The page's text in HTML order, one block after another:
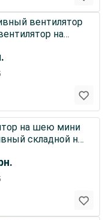
вентилятор
на
на шею мини
складной на